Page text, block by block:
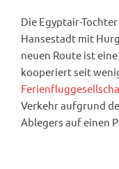
Die Egyptair-
Hansestadt mit
neuen Route ist
kooperiert seit
Verkehr aufgrund
Ablegers auf einen